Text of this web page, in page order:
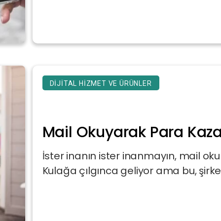
DIJITAL HIZMET VE ÜRÜNLER
Mail Okuyarak Para
İster inanın ister inanmayın, mail
Kulağa çılgınca geliyor ama bu,